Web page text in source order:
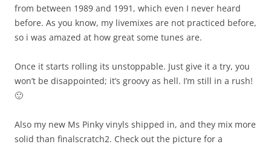
from between 1989 and 1991, which even I never heard
before. As you know, my livemixes are not practiced before,
so i was amazed at how great some tunes are.
Once it starts rolling its unstoppable. Just give it a try, you
won’t be disappointed; it’s groovy as hell. I’m still in a rush!
🙂
Also my new Ms Pinky vinyls shipped in, and they mix more
solid than finalscratch2. Check out the picture for a